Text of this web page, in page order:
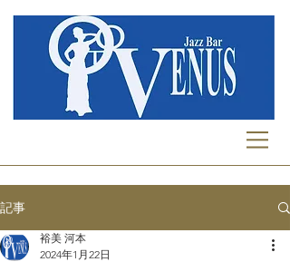
記事
裕美 河本
2024年1月22日